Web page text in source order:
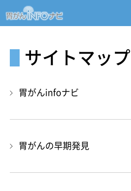
サイトマップ
胃がんinfoナビ
胃がんの早期発見